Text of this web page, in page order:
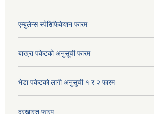
एम्बुलेन्स स्पेसिफिकेशन फारम
बाख्रा पकेटको अनुसूची फारम
भेडा पकेटको लागी अनुसुची १ र २ फारम
दरखास्त फारम